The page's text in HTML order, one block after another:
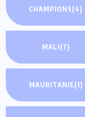
CHAMPIONS(4)
MALI(7)
MAURITANIE(1)